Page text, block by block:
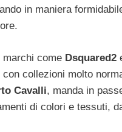
in maniera
marchi comeDsquared2
collezioni molto
Cavalli, manda in
di colori e tessuti,